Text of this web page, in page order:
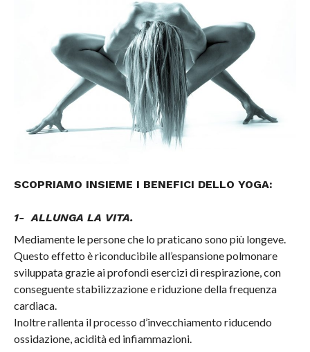
SCOPRIAMO INSIEME I BENEFICI DELLO YOGA:
1- ALLUNGA LA VITA.
Mediamente le persone che lo praticano sono più longeve.
Questo effetto è riconducibile all’espansione polmonare
sviluppata grazie ai profondi esercizi di respirazione, con
conseguente stabilizzazione e riduzione della frequenza
cardiaca.
Inoltre rallenta il processo d’invecchiamento riducendo
ossidazione, acidità ed infiammazioni.